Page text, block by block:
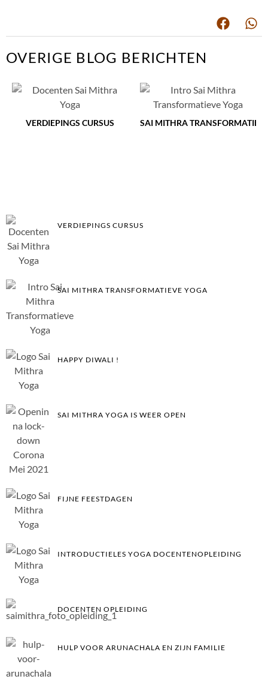
OVERIGE BLOG BERICHTEN
VERDIEPINGS CURSUS SAI MITHRA
VERDIEPINGS CURSUS
SAI MITHRA TRANSFORMATIEVE YOGA
HAPPY DIWALI !
SAI MITHRA YOGA IS WEER OPEN
FIJNE FEESTDAGEN
INTRODUCTIELES YOGA DOCENTENOPLEIDING
DOCENTEN OPLEIDING
HULP VOOR ARUNACHALA EN ZIJN FAMILIE